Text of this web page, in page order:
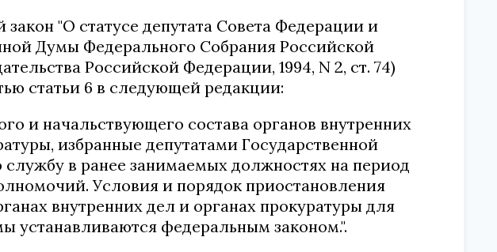
закон "О статусе депутата Совета Федерации и
Думы Федерального Собрания Российской
Российской Федерации, 1994, N 2, ст. 74)
статьи 6 в следующей редакции:
и начальствующего состава органов внутренних
избранные депутатами Государственной
в ранее занимаемых должностях на период
Условия и порядок приостановления
внутренних дел и органах прокуратуры для
устанавливаются федеральным законом.".